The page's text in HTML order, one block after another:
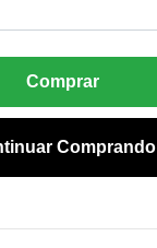
Comprar
Comprando